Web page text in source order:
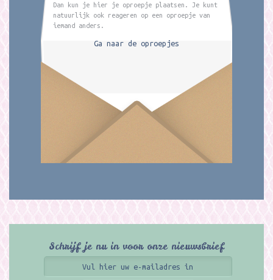
Dan kun je hier je oproepje plaatsen. Je kunt
natuurlijk ook reageren op een oproepje van
iemand anders.
Ga naar de oproepjes
Schrijf je nu in voor onze nieuwsbrief